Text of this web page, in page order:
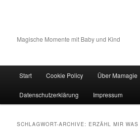
Magische Momente mit Baby und Kind
Zum Inhalt wechseln
Zum sekundären Inhalt wechseln
Start Cookie Policy Über Mamagie
Datenschutzerklärung Impressum
SCHLAGWORT-ARCHIVE: ERZÄHL MIR